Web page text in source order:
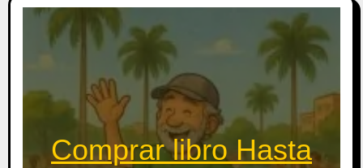
Comprar libro Hasta